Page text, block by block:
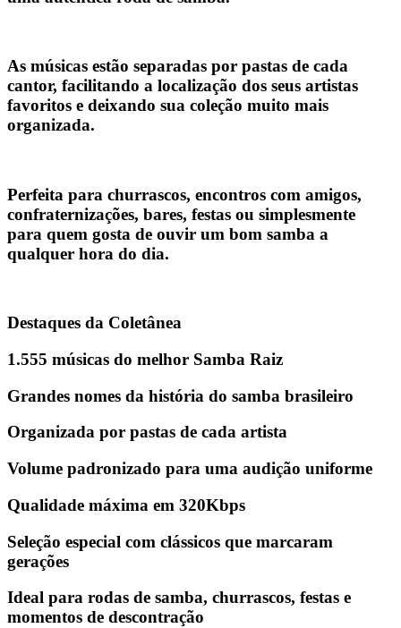
As músicas estão separadas por pastas de cada
cantor, facilitando a localização dos seus artistas
favoritos e deixando sua coleção muito mais
organizada.
Perfeita para churrascos, encontros com amigos,
confraternizações, bares, festas ou simplesmente
para quem gosta de ouvir um bom samba a
qualquer hora do dia.
Destaques da Coletânea
1.555 músicas do melhor Samba Raiz
Grandes nomes da história do samba brasileiro
Organizada por pastas de cada artista
Volume padronizado para uma audição uniforme
Qualidade máxima em 320Kbps
Seleção especial com clássicos que marcaram
gerações
Ideal para rodas de samba, churrascos, festas e
momentos de descontração